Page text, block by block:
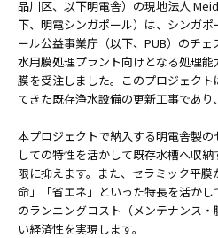
品川区、以下明電舎）の現地法人
下、明電シンガポール）は、シンガ
ール公益事業庁（以下、PUB）のチ
水用膜処理プラント向けとなる処理能
膜を受注しました。このプロジェク
てきた既存浄水設備の更新工事であり
本プロジェクトで納入する明電舎製
しての特性を活かして既存水槽へ収
限に抑えます。また、セラミック平
命」「省エネ」といった特長を活か
のランニングコスト（メンテナンス
い経済性を実現します。